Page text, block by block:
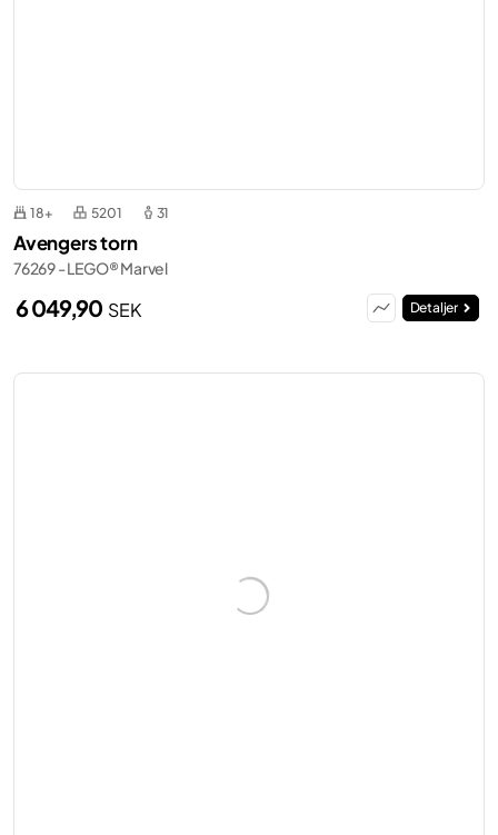
18+ 5201 31
Avengers torn
76269 - LEGO® Marvel
6 049,90 SEK Detaljer